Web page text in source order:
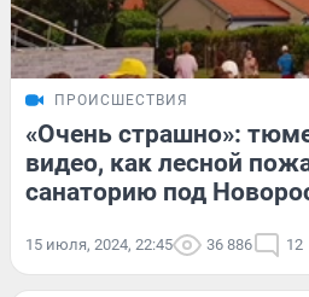
ПРОИСШЕСТВИЯ
«Очень страшно»:
видео, как лесной
санаторию под
15 июля, 2024, 22:45 36 886 12